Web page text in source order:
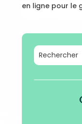
en ligne pour le